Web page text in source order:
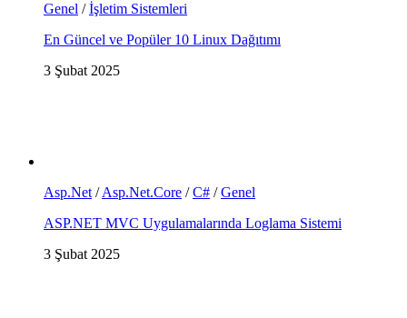
Genel /İşletim Sistemleri
En Güncel ve Popüler 10 Linux Dağıtımı
3 Şubat 2025
Asp.Net /Asp.Net.Core /C# /Genel
ASP.NET MVC Uygulamalarında Loglama Sistemi
3 Şubat 2025